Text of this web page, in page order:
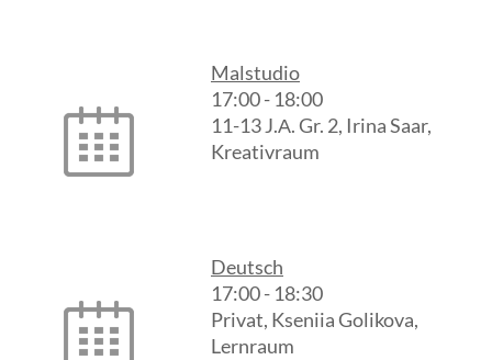
Malstudio
17:00- 18:00
11-13 J.А. Gr. 2, Irina Saar,
Kreativraum
Deutsch
17:00- 18:30
Privat, Kseniia Golikova,
Lernraum